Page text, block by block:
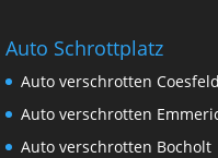
Auto Schrottplatz
Auto verschrotten
Auto verschrotten
Auto verschrotten Bocholt